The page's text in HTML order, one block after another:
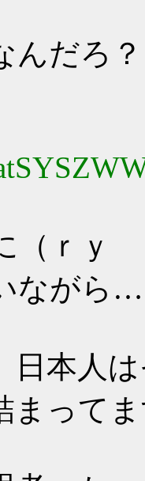
んだろ？
（ｒｙ
ながら…
日本人
まって